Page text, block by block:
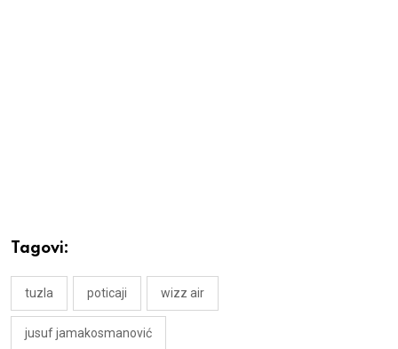
Tagovi:
tuzla poticaji wizz air
jusuf jamakosmanović